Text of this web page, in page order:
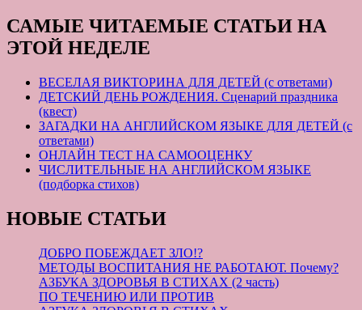
САМЫЕ ЧИТАЕМЫЕ СТАТЬИ НА
ЭТОЙ НЕДЕЛЕ
ВЕСЕЛАЯ ВИКТОРИНА ДЛЯ ДЕТЕЙ (с ответами)
ДЕТСКИЙ ДЕНЬ РОЖДЕНИЯ. Сценарий праздника
(квест)
ЗАГАДКИ НА АНГЛИЙСКОМ ЯЗЫКЕ ДЛЯ ДЕТЕЙ (с
ответами)
ОНЛАЙН ТЕСТ НА САМООЦЕНКУ
ЧИСЛИТЕЛЬНЫЕ НА АНГЛИЙСКОМ ЯЗЫКЕ
(подборка стихов)
НОВЫЕ СТАТЬИ
ДОБРО ПОБЕЖДАЕТ ЗЛО!?
МЕТОДЫ ВОСПИТАНИЯ НЕ РАБОТАЮТ. Почему?
АЗБУКА ЗДОРОВЬЯ В СТИХАХ (2 часть)
ПО ТЕЧЕНИЮ ИЛИ ПРОТИВ